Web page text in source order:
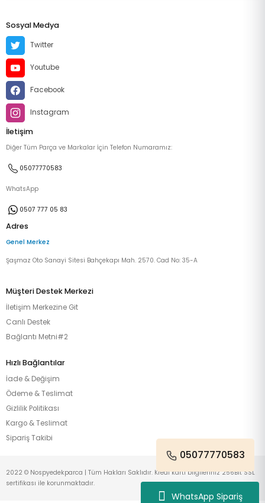
WhatsApp Sipariş
Sosyal Medya
Twitter
Youtube
Facebook
Instagram
İletişim
Diğer Tüm Parça ve Markalar İçin Telefon Numaramız:
05077770583
WhatsApp
0507 777 05 83
Adres
Genel Merkez
Şaşmaz Oto Sanayi Sitesi Bahçekapı Mah. 2570. Cad No: 35-A
Müşteri Destek Merkezi
İletişim Merkezine Git
Canlı Destek
Bağlantı Metni#2
Hızlı Bağlantılar
İade & Değişim
Ödeme & Teslimat
Gizlilik Politikası
Kargo & Teslimat
Sipariş Takibi
05077770583
2022 © Nospyedekparca | Tüm Hakları Saklıdır. Kredi kartı bilgileriniz 256Bit SSL
sertifikası ile korunmaktadır.